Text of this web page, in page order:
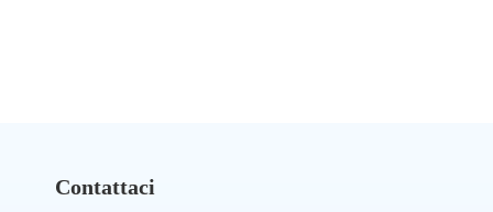
Contattaci